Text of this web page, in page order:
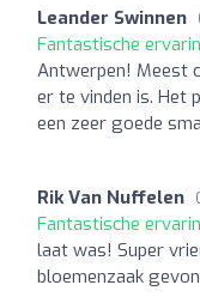
Leander Swinnen
Fantastische
Antwerpen! Meest
er te vinden is. Het
een zeer goede
Rik Van Nuffelen
Fantastische
laat was! Super
bloemenzaak